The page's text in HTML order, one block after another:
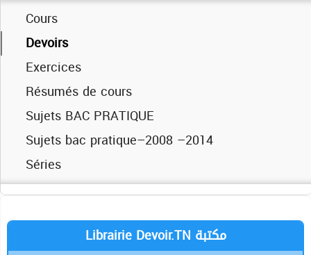
Cours
Devoirs
Exercices
Résumés de cours
Sujets BAC PRATIQUE
Sujets bac pratique–2008 –2014
Séries
Physique
Cours
Devoirs
Résumés
Séries
Librairie Devoir.TN مكتبة